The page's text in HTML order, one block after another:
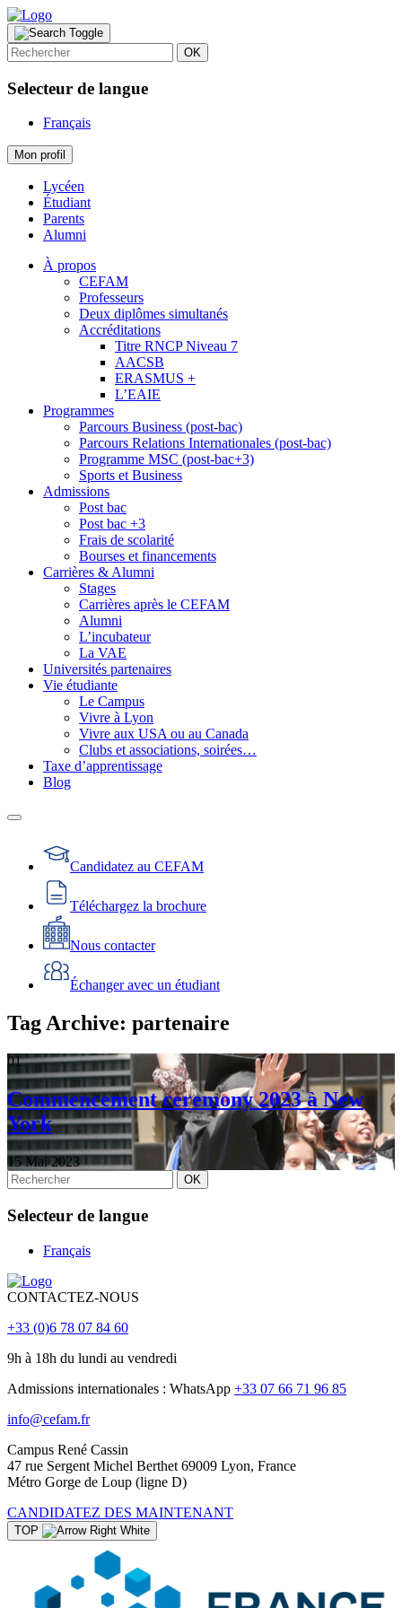
OK
Selecteur de langue
Français
Mon profil
Lycéen
Étudiant
Parents
Alumni
À propos
CEFAM
Professeurs
Deux diplômes simultanés
Accréditations
Titre RNCP Niveau 7
AACSB
ERASMUS +
L’EAIE
Programmes
Parcours Business (post-bac)
Parcours Relations Internationales (post-bac)
Programme MSC (post-bac+3)
Sports et Business
Admissions
Post bac
Post bac +3
Frais de scolarité
Bourses et financements
Carrières & Alumni
Stages
Carrières après le CEFAM
Alumni
L’incubateur
La VAE
Universités partenaires
Vie étudiante
Le Campus
Vivre à Lyon
Vivre aux USA ou au Canada
Clubs et associations, soirées…
Taxe d’apprentissage
Blog
Candidatez au CEFAM
Téléchargez la brochure
Nous contacter
Échanger avec un étudiant
Tag Archive: partenaire
01
Commencement ceremony 2023 à New
York
15 Mai 2023
OK
Selecteur de langue
Français
CONTACTEZ-NOUS
+33 (0)6 78 07 84 60
9h à 18h du lundi au vendredi
Admissions internationales : WhatsApp +33 07 66 71 96 85
info@cefam.fr
Campus René Cassin
47 rue Sergent Michel Berthet 69009 Lyon, France
Métro Gorge de Loup (ligne D)
CANDIDATEZ DES MAINTENANT
TOP